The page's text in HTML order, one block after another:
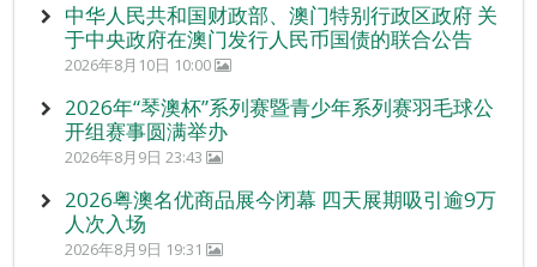
中华人民共和国财政部、澳门特别行政区政府 关
于中央政府在澳门发行人民币国债的联合公告
2026年8月10日 10:00
2026年“琴澳杯”系列赛暨青少年系列赛羽毛球公
开组赛事圆满举办
2026年8月9日 23:43
2026粤澳名优商品展今闭幕 四天展期吸引逾9万
人次入场
2026年8月9日 19:31